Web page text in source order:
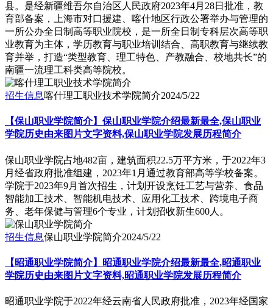
县。是经新疆维吾尔自治区人民政府2023年4月28日批准，教
育部备案，上海市对口援建、喀什地区行政公署举办与管理的
一所公办全日制高等职业院校，是一所全日制专科层次高等职
业教育为主体，学历教育与职业培训结合、高职教育与继续教
育并举，打造“类型教育、理工特色、产教融合、校地共长”的
南疆一流理工科类高等院校。
招生信息喀什理工职业技术学院简介2024/5/22
【保山职业学院简介】保山职业学院介绍最新最全,保山职业
学院历史由来图片文字资料,保山职业学院发展历程简介
保山职业学院占地482亩，建筑面积22.5万平方米，于2022年3
月经省政府批准组建，2023年1月通过教育部高等学校备案。
学院于2023年9月首次招生，计划开设烹饪工艺与营养、食品
智能加工技术、智能机电技术、应用化工技术、跨境电子商
务、老年保健与管理6个专业，计划招收新生600人。
招生信息保山职业学院简介2024/5/22
【昭通职业学院简介】昭通职业学院介绍最新最全,昭通职业
学院历史由来图片文字资料,昭通职业学院发展历程简介
昭通职业学院于2022年经云南省人民政府批准，2023年经国家